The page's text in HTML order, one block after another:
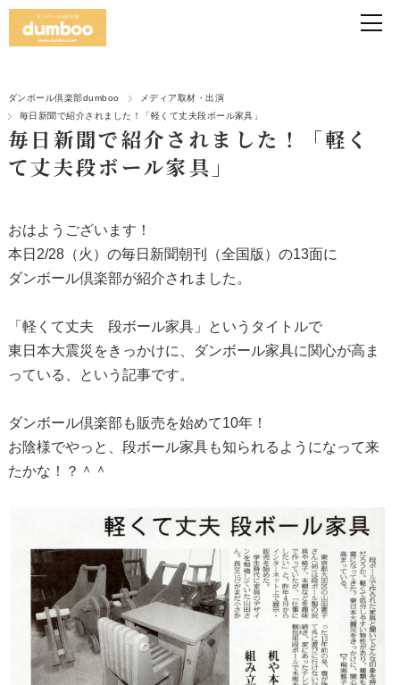
ダンボール倶楽部dumboo
メディア取材・出演
毎日新聞で紹介されました！「軽くて丈夫段ボール家具」
毎日新聞で紹介されました！「軽く
て丈夫段ボール家具」
おはようございます！
本日2/28（火）の毎日新聞朝刊（全国版）の13面に
ダンボール倶楽部が紹介されました。
「軽くて丈夫 段ボール家具」というタイトルで
東日本大震災をきっかけに、ダンボール家具に関心が高ま
っている、という記事です。
ダンボール倶楽部も販売を始めて10年！
お陰様でやっと、段ボール家具も知られるようになって来
たかな！？＾＾